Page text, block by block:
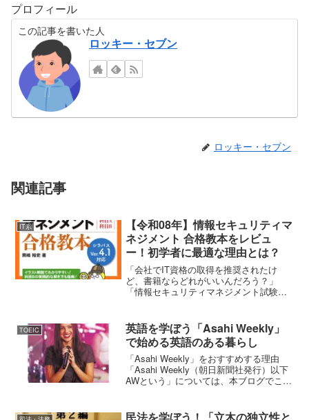
プロフィール
この記事を書いた人
ロッキー・セブン
ロッキー・セブン
関連記事
IT系
【令和08年】情報セキュリティマ
ネジメント 合格教本をレビュ
ー！初学者に最適な理由とは？
「会社でIT資格の取得を推奨されたけ
ど、書籍ならどれがいいんだろう？」
「情報セキュリティマネジメント試験、
おすすめしたいのが、『令和08年 情報セ
キュリティマネジメン...
TOEIC
英語を学ぼう「Asahi Weekly」
で始める英語のある暮らし
「Asahi Weekly」をおすすめする理由
「Asahi Weekly（朝日新聞社発行）以下
AWという」については、本ブログでこれ
これから英語を学ぼうとされる方、英
民法を学ぼう！「立木の独立性と